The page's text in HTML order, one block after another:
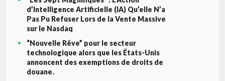
d’Intelligence Artificielle (IA) Qu’elle N’a
Pas Pu Refuser Lors de la Vente Massive
sur le Nasdaq
“Nouvelle Rêve” pour le secteur
technologique alors que les États-Unis
annoncent des exemptions de droits de
douane.